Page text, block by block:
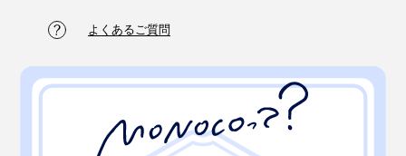
オーガニック・テキスタイルの 世界基準である「GOTS
さしいコットンです。
よくあるご質問